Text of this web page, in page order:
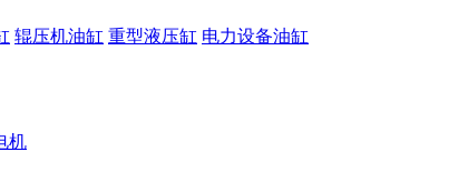
辊压机油缸 重型液压缸 电力设备油缸
机